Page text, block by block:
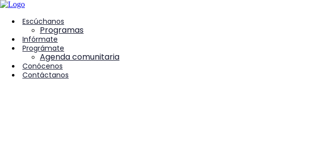
contenido
Escúchanos
Programas
Infórmate
Prográmate
Agenda comunitaria
Conócenos
Contáctanos